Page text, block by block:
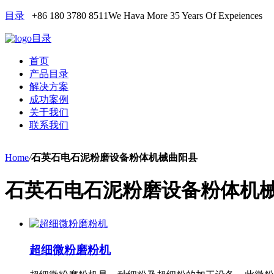
目录 +86 180 3780 8511We Hava More 35 Years Of Expeiences
目录
首页
产品目录
解决方案
成功案例
关于我们
联系我们
Home/石英石电石泥粉磨设备粉体机械曲阳县
石英石电石泥粉磨设备粉体机
超细微粉磨粉机